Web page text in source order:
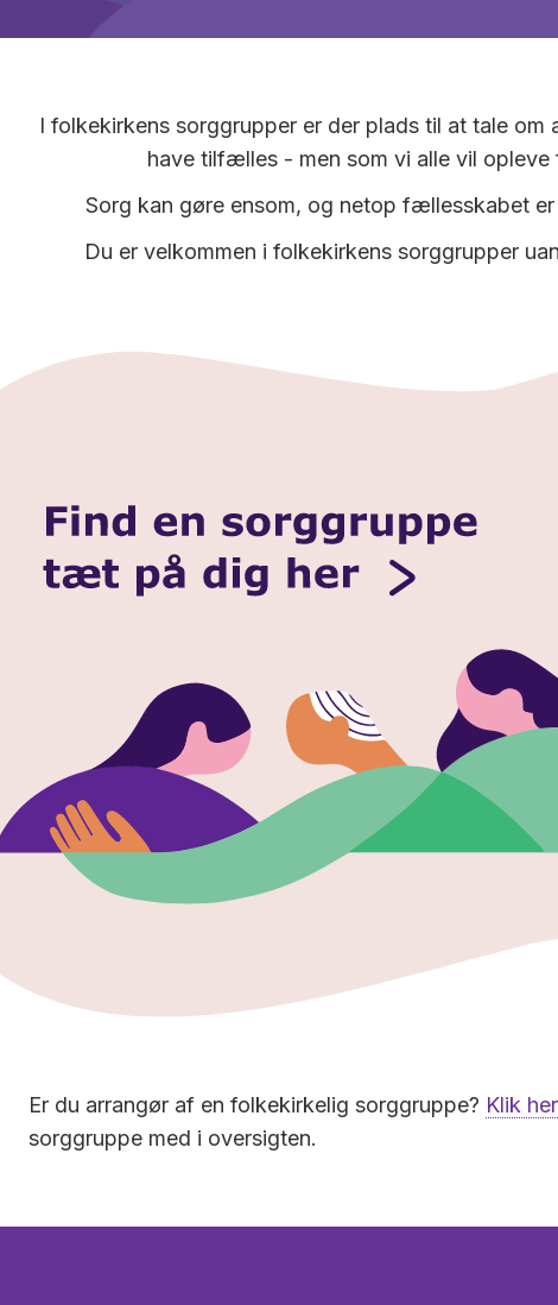
I folkekirkens sorggrupper er der plads til at tale om
have tilfælles - men som vi alle vil opleve
Sorg kan gøre ensom, og netop fællesskabet er
Du er velkommen i folkekirkens sorggrupper
Er du arrangør af en folkekirkelig sorggruppe? Klik her
sorggruppe med i oversigten.